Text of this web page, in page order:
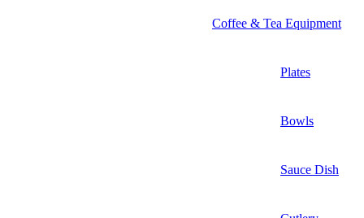
Coffee & Tea Equipment
Plates
Bowls
Sauce Dish